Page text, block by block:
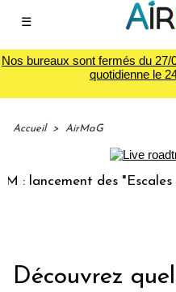
☰
Nos bureaux sont fermés du
quotidienne le
Accueil > AirMaG
des "Escales
Découvrez